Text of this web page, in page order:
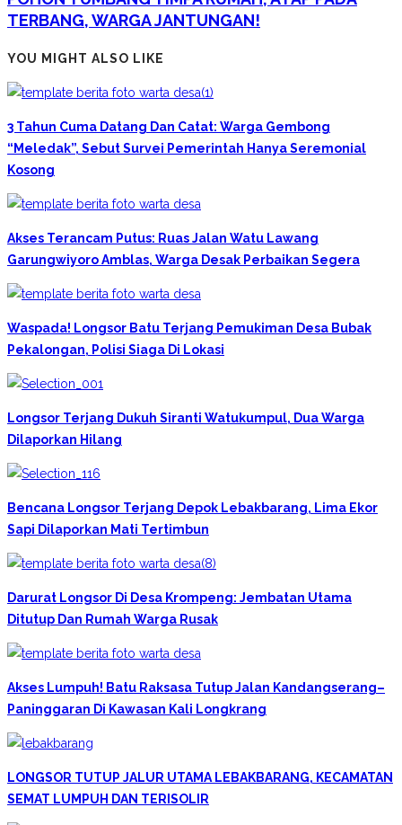
TERBANG, WARGA JANTUNGAN!
YOU MIGHT ALSO LIKE
3 Tahun Cuma Datang Dan Catat: Warga Gembong
“Meledak”, Sebut Survei Pemerintah Hanya Seremonial
Kosong
Akses Terancam Putus: Ruas Jalan Watu Lawang
Garungwiyoro Amblas, Warga Desak Perbaikan Segera
Waspada! Longsor Batu Terjang Pemukiman Desa Bubak
Pekalongan, Polisi Siaga Di Lokasi
Longsor Terjang Dukuh Siranti Watukumpul, Dua Warga
Dilaporkan Hilang
Bencana Longsor Terjang Depok Lebakbarang, Lima Ekor
Sapi Dilaporkan Mati Tertimbun
Darurat Longsor Di Desa Krompeng: Jembatan Utama
Ditutup Dan Rumah Warga Rusak
Akses Lumpuh! Batu Raksasa Tutup Jalan Kandangserang–
Paninggaran Di Kawasan Kali Longkrang
LONGSOR TUTUP JALUR UTAMA LEBAKBARANG, KECAMATAN
SEMAT LUMPUH DAN TERISOLIR